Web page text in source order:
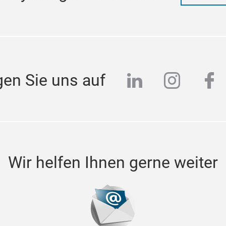
Sie uns auf linkedin
Wir helfen Ihnen gerne weiter